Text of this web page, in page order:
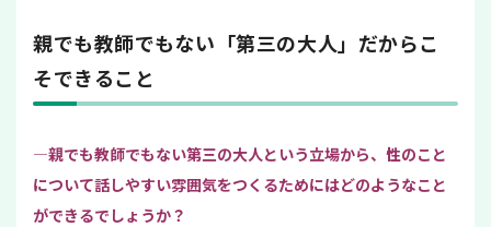
親でも教師でもない「第三の大人」だからこ
そできること
—親でも教師でもない第三の大人という立場から、性のこと
について話しやすい雰囲気をつくるためにはどのようなこと
ができるでしょうか？